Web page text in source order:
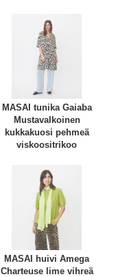
MASAI tunika Gaiaba
Mustavalkoinen
kukkakuosi pehmeä
viskoositrikoo
MASAI huivi Amega
Charteuse lime vihreä